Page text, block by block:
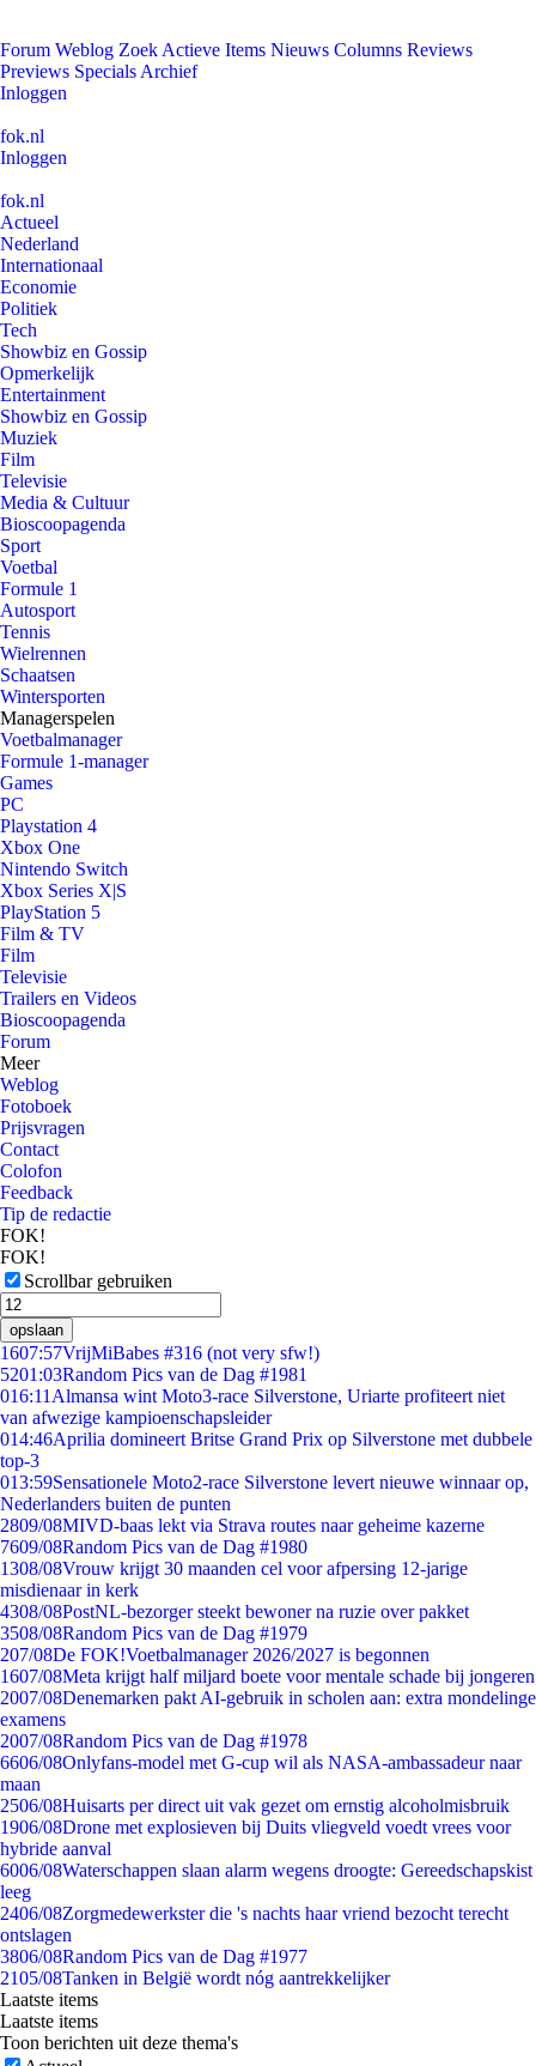
Forum Weblog Zoek Actieve Items Nieuws Columns Reviews
Previews Specials Archief
Inloggen
fok.nl
Inloggen
fok.nl
Actueel
Nederland
Internationaal
Economie
Politiek
Tech
Showbiz en Gossip
Opmerkelijk
Entertainment
Showbiz en Gossip
Muziek
Film
Televisie
Media & Cultuur
Bioscoopagenda
Sport
Voetbal
Formule 1
Autosport
Tennis
Wielrennen
Schaatsen
Wintersporten
Managerspelen
Voetbalmanager
Formule 1-manager
Games
PC
Playstation 4
Xbox One
Nintendo Switch
Xbox Series X|S
PlayStation 5
Film & TV
Film
Televisie
Trailers en Videos
Bioscoopagenda
Forum
Meer
Weblog
Fotoboek
Prijsvragen
Contact
Colofon
Feedback
Tip de redactie
FOK!
FOK!
Scrollbar gebruiken
opslaan
1607:57VrijMiBabes #316 (not very sfw!)
5201:03Random Pics van de Dag #1981
016:11 Almansa wint Moto3-race Silverstone, Uriarte profiteert niet
van afwezige kampioenschapsleider
014:46Aprilia domineert Britse Grand Prix op Silverstone met dubbele
top-3
013:59Sensationele Moto2-race Silverstone levert nieuwe winnaar op,
Nederlanders buiten de punten
2809/08MIVD-baas lekt via Strava routes naar geheime kazerne
7609/08Random Pics van de Dag #1980
1308/08Vrouw krijgt 30 maanden cel voor afpersing 12-jarige
misdienaar in kerk
4308/08PostNL-bezorger steekt bewoner na ruzie over pakket
3508/08Random Pics van de Dag #1979
207/08De FOK!Voetbalmanager 2026/2027 is begonnen
1607/08Meta krijgt half miljard boete voor mentale schade bij jongeren
2007/08Denemarken pakt AI-gebruik in scholen aan: extra mondelinge
examens
2007/08Random Pics van de Dag #1978
6606/08Onlyfans-model met G-cup wil als NASA-ambassadeur naar
maan
2506/08Huisarts per direct uit vak gezet om ernstig alcoholmisbruik
1906/08Drone met explosieven bij Duits vliegveld voedt vrees voor
hybride aanval
6006/08Waterschappen slaan alarm wegens droogte: Gereedschapskist
leeg
2406/08Zorgmedewerkster die 's nachts haar vriend bezocht terecht
ontslagen
3806/08Random Pics van de Dag #1977
2105/08Tanken in België wordt nóg aantrekkelijker
Laatste items
Laatste items
Toon berichten uit deze thema's